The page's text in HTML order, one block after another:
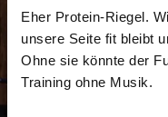
Eher Protein-Riegel.
unsere Seite fit bleibt
Ohne sie könnte der
Training ohne Musik.
-